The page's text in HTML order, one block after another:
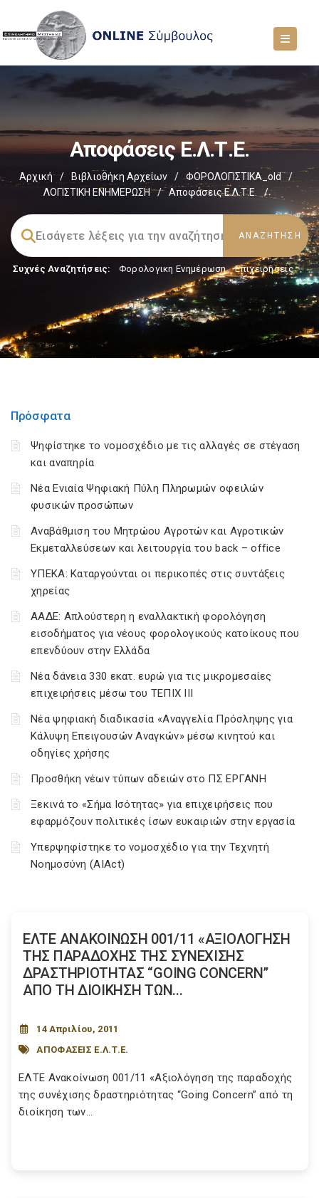
Αποφάσεις Ε.Λ.Τ.Ε.
Αρχική / Βιβλιοθήκη Αρχείων / ΦΟΡΟΛΟΓΙΣΤΙΚΑ_old
/
ΛΟΓΙΣΤΙΚΗ ΕΝΗΜΕΡΩΣΗ
/ Αποφάσεις Ε.Λ.Τ.Ε. /
Συχνές Αναζητήσεις: Φορολογικη Ενημέρωση, Επιχειρήσεις
Πρόσφατα
Ψηφίστηκε το νομοσχέδιο με τις αλλαγές σε στέγαση
και αναπηρία
Νέα Ενιαία Ψηφιακή Πύλη Πληρωμών οφειλών
φυσικών προσώπων
Αναβάθμιση του Μητρώου Αγροτών και Αγροτικών
Εκμεταλλεύσεων και λειτουργία του back – office
ΥΠΕΚΑ: Καταργούνται οι περικοπές στις συντάξεις
χηρείας
ΑΑΔΕ: Απλούστερη η εναλλακτική φορολόγηση
εισοδήματος για νέους φορολογικούς κατοίκους που
επενδύουν στην Ελλάδα
Νέα δάνεια 330 εκατ. ευρώ για τις μικρομεσαίες
επιχειρήσεις μέσω του ΤΕΠΙΧ ΙΙΙ
Νέα ψηφιακή διαδικασία «Αναγγελία Πρόσληψης για
Κάλυψη Επειγουσών Αναγκών» μέσω κινητού και
οδηγίες χρήσης
Προσθήκη νέων τύπων αδειών στο ΠΣ ΕΡΓΑΝΗ
Ξεκινά το «Σήμα Ισότητας» για επιχειρήσεις που
εφαρμόζουν πολιτικές ίσων ευκαιριών στην εργασία
Υπερψηφίστηκε το νομοσχέδιο για την Τεχνητή
Νοημοσύνη (AIAct)
ΕΛΤΕ ΑΝΑΚΟΙΝΩΣΗ 001/11 «ΑΞΙΟΛΟΓΗΣΗ
ΤΗΣ ΠΑΡΑΔΟΧΗΣ ΤΗΣ ΣΥΝΕΧΙΣΗΣ
ΔΡΑΣΤΗΡΙΟΤΗΤΑΣ “GOING CONCERN”
ΑΠΟ ΤΗ ΔΙΟΙΚΗΣΗ ΤΩΝ...
14 Απριλίου, 2011
ΑΠΟΦΑΣΕΙΣ Ε.Λ.Τ.Ε.
ΕΛΤΕ Ανακοίνωση 001/11 «Αξιολόγηση της παραδοχής
της συνέχισης δραστηριότητας “Going Concern” από τη
διοίκηση των...